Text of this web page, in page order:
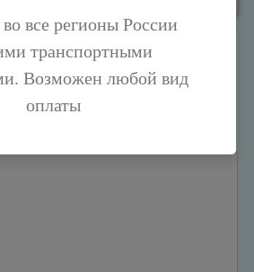
все регионы России
транспортными
Возможен любой вид
оплаты